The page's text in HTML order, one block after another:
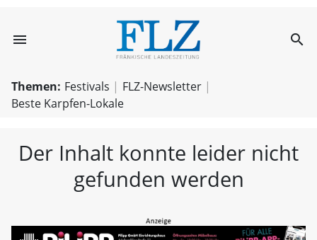
menu FLZ – search
Themen: Festivals
FLZ-Newsletter
Beste Karpfen-Lokale
Der Inhalt konnte leider nicht
gefunden werden